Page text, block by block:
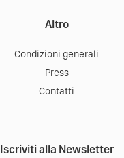
Altro
Condizioni generali
Press
Contatti
Iscriviti alla Newsletter